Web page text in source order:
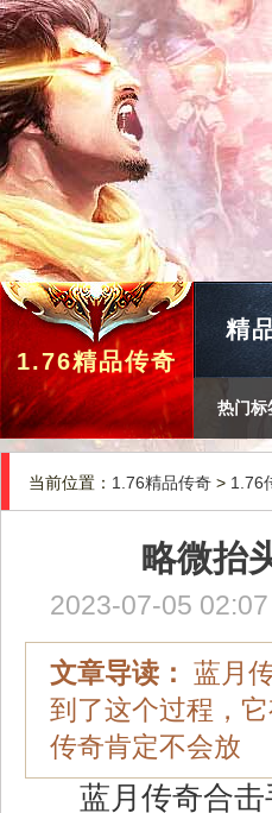
1.76精品传奇
精
热门标
当前位置： 1.76精品传奇 > 1.76
略微抬
2023-07-05 02:07
文章导读： 蓝月
到了这个过程，
传奇肯定不会放
蓝月传奇合